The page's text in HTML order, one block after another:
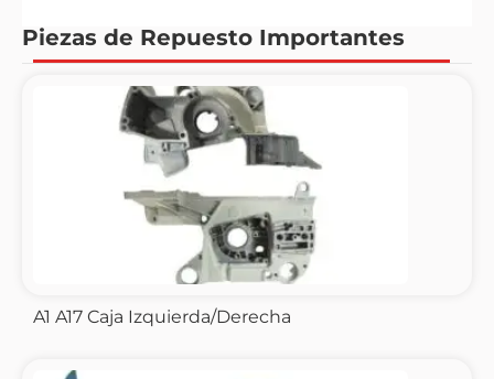
Piezas de Repuesto Importantes
A1 A17 Caja Izquierda/Derecha